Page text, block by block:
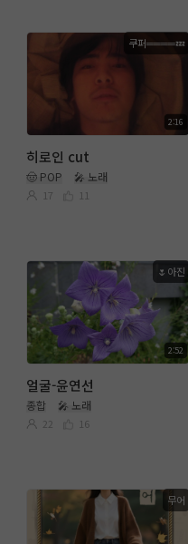
2:16
쿠퍼════💤
히로인 cut
🤠 POP 🎤 노래
17 11
2:52
🌷아진
얼굴-윤연선
종합 🎤 노래
22 16
무어